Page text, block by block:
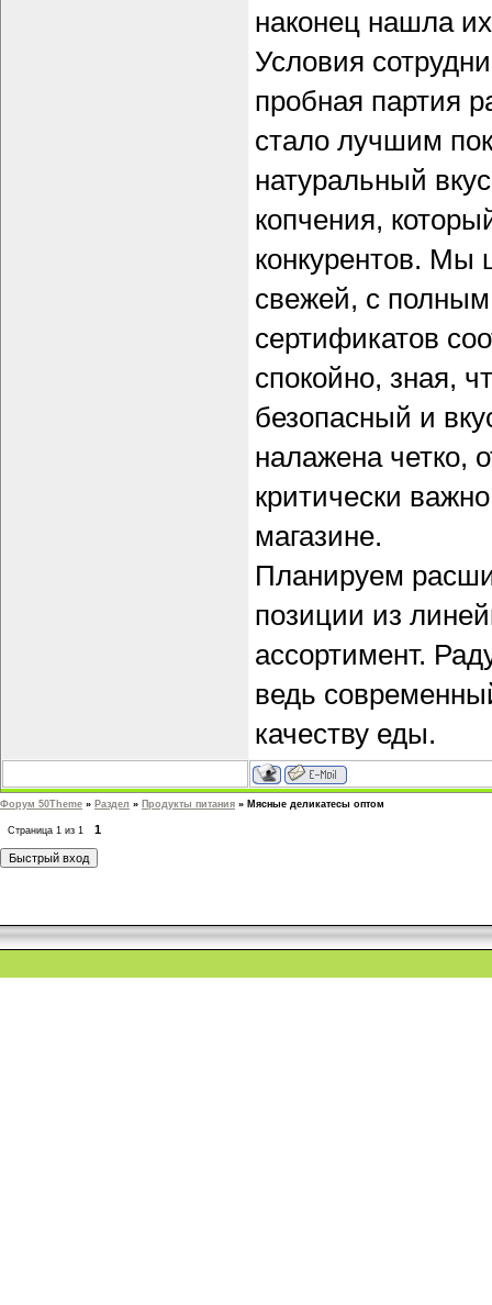
наконец нашла
Условия
пробная партия
стало лучшим
натуральный
копчения,
конкурентов. Мы
свежей, с
сертификатов
спокойно, зная,
безопасный и
налажена четко,
критически
магазине.
Планируем
позиции из
ассортимент.
ведь
качеству еды.
Форум 50Theme » Раздел » Продукты питания » Мясные деликатесы оптом
Страница 1 из 1 1